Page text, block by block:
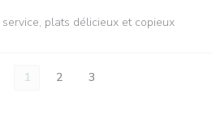
plats délicieux et copieux
1 2 3